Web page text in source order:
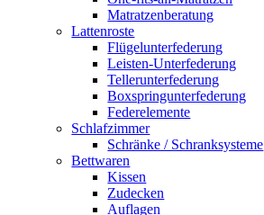
Matratzenberatung
Lattenroste
Flügelunterfederung
Leisten-Unterfederung
Tellerunterfederung
Boxspringunterfederung
Federelemente
Schlafzimmer
Schränke / Schranksysteme
Bettwaren
Kissen
Zudecken
Auflagen